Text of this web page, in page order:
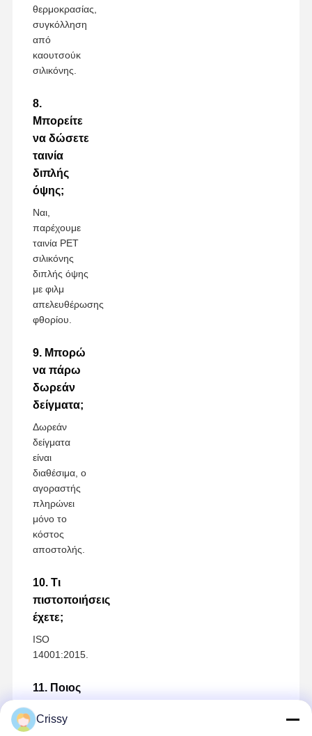
θερμοκρασίας,
συγκόλληση
από
καουτσούκ
σιλικόνης.
8.
Μπορείτε
να δώσετε
ταινία
διπλής
όψης;
Ναι,
παρέχουμε
ταινία PET
σιλικόνης
διπλής όψης
με φιλμ
απελευθέρωσης
φθορίου.
9. Μπορώ
να πάρω
δωρεάν
δείγματα;
Δωρεάν
δείγματα
είναι
διαθέσιμα, ο
αγοραστής
πληρώνει
μόνο το
κόστος
αποστολής.
10. Τι
πιστοποιήσεις
έχετε;
ISO
14001:2015.
11. Ποιος
χρόνος
Crissy